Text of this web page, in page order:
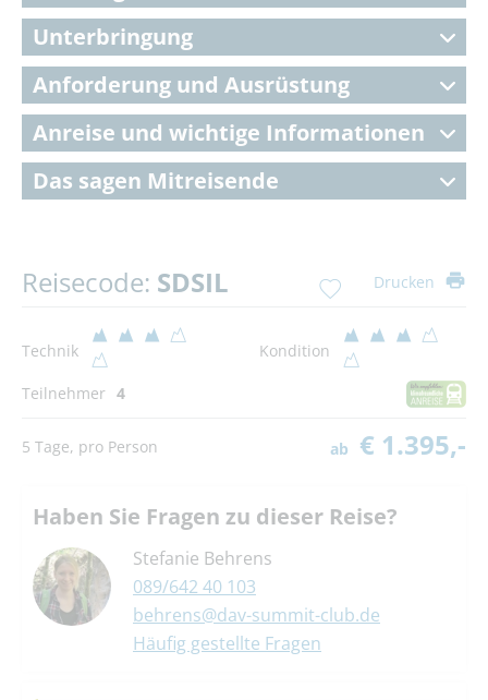
Unterbringung
Anforderung und Ausrüstung
Anreise und wichtige Informationen
Das sagen Mitreisende
Reisecode: SDSIL Drucken
Technik Kondition
Teilnehmer 4
5 Tage, pro Person ab € 1.395,-
Haben Sie Fragen zu dieser Reise?
Stefanie Behrens
089/642 40 103
behrens@dav-summit-club.de
Häufig gestellte Fragen